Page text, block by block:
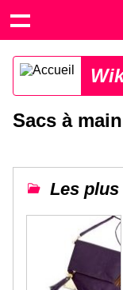
Sacs à main
Les